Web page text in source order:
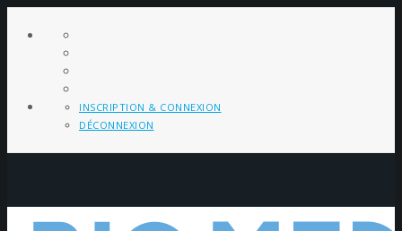
INSCRIPTION & CONNEXION
DÉCONNEXION